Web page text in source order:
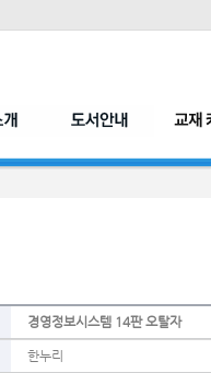
경영정보시스템 14판 오탈자
한누리